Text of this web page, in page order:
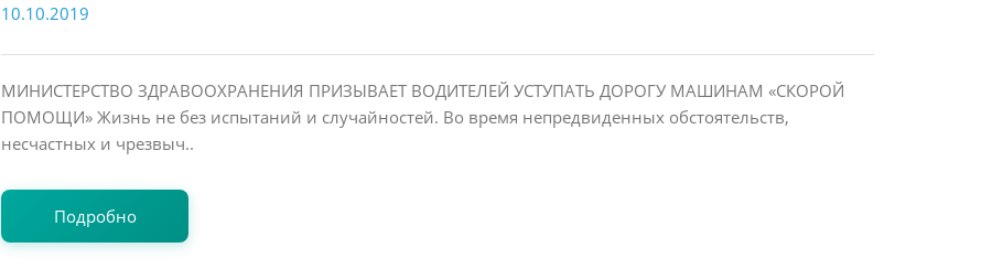
10.10.2019
МИНИСТЕРСТВО ЗДРАВООХРАНЕНИЯ ПРИЗЫВАЕТ ВОДИТЕЛЕЙ УСТУПАТЬ ДОРОГУ МАШИНАМ «СКОРОЙ
ПОМОЩИ» Жизнь не без испытаний и случайностей. Во время непредвиденных обстоятельств,
несчастных и чрезвыч..
Подробно